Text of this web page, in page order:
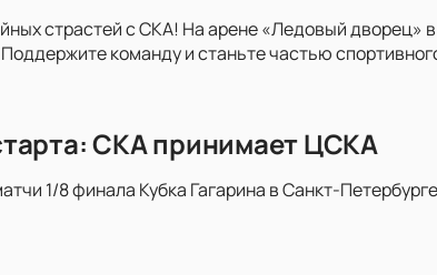
страстей с СКА! На арене «Ледовый дворец»
команду и станьте частью
СКА принимает ЦСКА
1/8 финала Кубка Гагарина в Санкт-